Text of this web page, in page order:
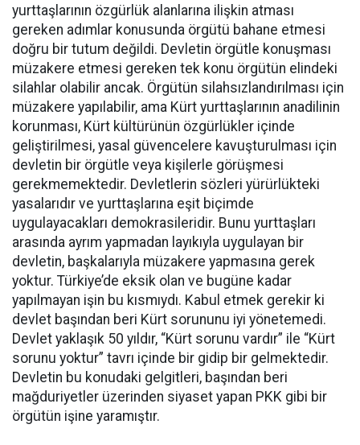
yurttaşlarının özgürlük alanlarına ilişkin atması
gereken adımlar konusunda örgütü bahane etmesi
doğru bir tutum değildi. Devletin örgütle konuşması
müzakere etmesi gereken tek konu örgütün elindeki
silahlar olabilir ancak. Örgütün silahsızlandırılması için
müzakere yapılabilir, ama Kürt yurttaşlarının anadilinin
korunması, Kürt kültürünün özgürlükler içinde
geliştirilmesi, yasal güvencelere kavuşturulması için
devletin bir örgütle veya kişilerle görüşmesi
gerekmemektedir. Devletlerin sözleri yürürlükteki
yasalarıdır ve yurttaşlarına eşit biçimde
uygulayacakları demokrasileridir. Bunu yurttaşları
arasında ayrım yapmadan layıkıyla uygulayan bir
devletin, başkalarıyla müzakere yapmasına gerek
yoktur. Türkiye’de eksik olan ve bugüne kadar
yapılmayan işin bu kısmıydı. Kabul etmek gerekir ki
devlet başından beri Kürt sorununu iyi yönetemedi.
Devlet yaklaşık 50 yıldır, “Kürt sorunu vardır” ile “Kürt
sorunu yoktur” tavrı içinde bir gidip bir gelmektedir.
Devletin bu konudaki gelgitleri, başından beri
mağduriyetler üzerinden siyaset yapan PKK gibi bir
örgütün işine yaramıştır.